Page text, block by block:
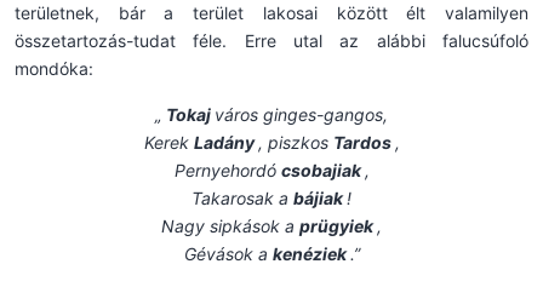
területnek, bár a terület lakosai között élt valamilyen
összetartozás-tudat féle. Erre utal az alábbi falucsúfoló
mondóka:
„ Tokaj város ginges-gangos,
Kerek Ladány, piszkos Tardos ,
Pernyehordó csobajiak,
Takarosak a bájiak!
Nagy sipkások a prügyiek,
Gévások a kenéziek.”